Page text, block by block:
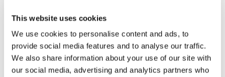
This website uses cookies
We use cookies to personalise content and ads, to
provide social media features and to analyse our traffic.
We also share information about your use of our site with
our social media, advertising and analytics partners who